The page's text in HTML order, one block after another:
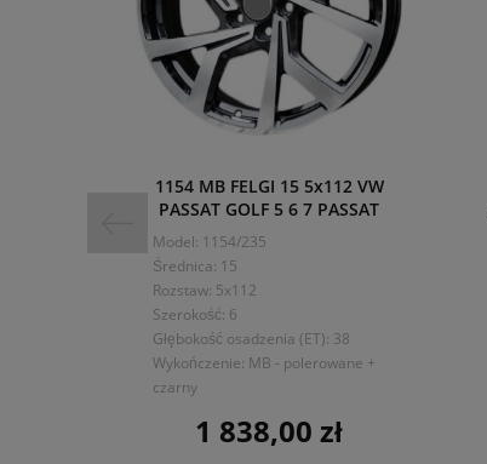
1154 MB FELGI 15 5x112 VW
PASSAT GOLF 5 6 7 PASSAT
Model: 1154/235
Średnica: 15
Rozstaw: 5x112
Szerokość: 6
Głębokość osadzenia (ET): 38
Wykończenie: MB - polerowane +
czarny
Cena
1 838,00 zł